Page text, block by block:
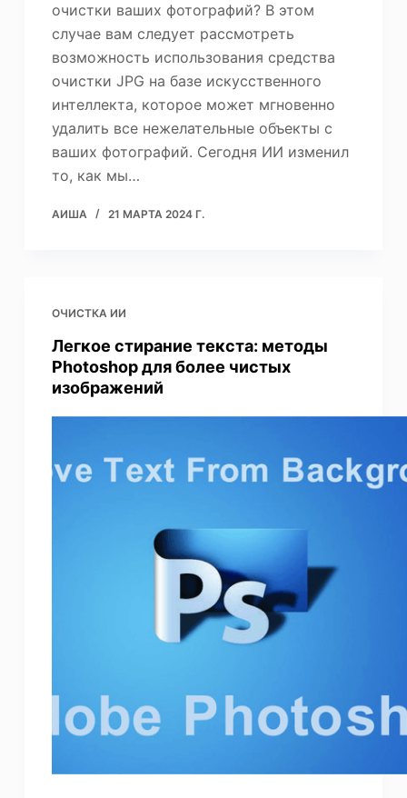
очистки ваших фотографий? В этом
случае вам следует рассмотреть
возможность использования средства
очистки JPG на базе искусственного
интеллекта, которое может мгновенно
удалить все нежелательные объекты с
ваших фотографий. Сегодня ИИ изменил
то, как мы…
АИША 21 МАРТА 2024 Г.
ОЧИСТКА ИИ
Легкое стирание текста: методы
Photoshop для более чистых
изображений